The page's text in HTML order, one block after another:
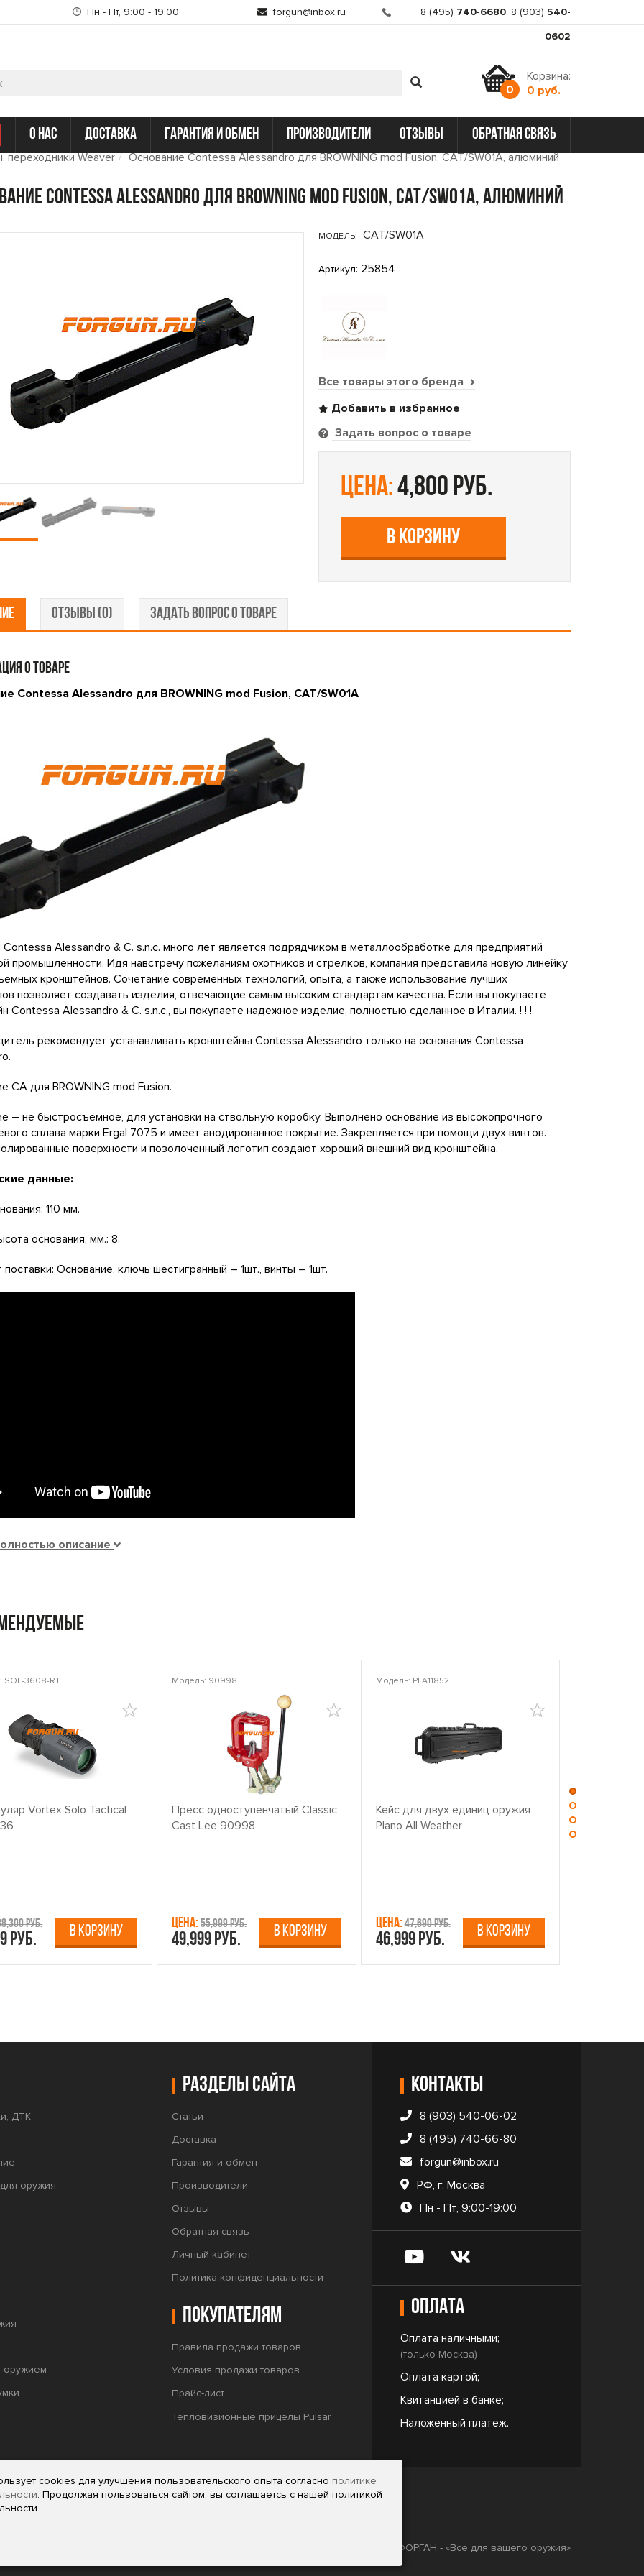
Пн - Пт, 9:00 - 19:00 forgun@inbox.ru 8 (495) 740-6680, 8 (903) 540-
0602
0
Корзина:
0 руб.
о нас доставка гарантия и обмен производители отзывы обратная связь
переходники Weaver Основание Contessa Alessandro для BROWNING mod Fusion, CAT/SW01A, алюминий
Contessa Alessandro для BROWNING mod Fusion, CAT/SW01A, алюминий
МОДЕЛЬ: CAT/SW01A
Артикул: 25854
Все товары этого бренда
Задать вопрос о товаре
цена:4,800 руб.
В КОРЗИНУ
ОТЗЫВЫ (0) ЗАДАТЬ ВОПРОС О ТОВАРЕ
О ТОВАРЕ
Contessa Alessandro для BROWNING mod Fusion, CAT/SW01A
Contessa Alessandro & C. s.n.c. много лет является подрядчиком в металлообработке для предприятий
промышленности. Идя навстречу пожеланиям охотников и стрелков, компания представила новую линейку
кронштейнов. Сочетание современных технологий, опыта, а также использование лучших
позволяет создавать изделия, отвечающие самым высоким стандартам качества. Если вы покупаете
Contessa Alessandro & C. s.n.c., вы покупаете надежное изделие, полностью сделанное в Италии. ! ! !
рекомендует устанавливать кронштейны Contessa Alessandro только на основания Contessa
СА для BROWNING mod Fusion.
– не быстросъёмное, для установки на ствольную коробку. Выполнено основание из высокопрочного
сплава марки Ergal 7075 и имеет анодированное покрытие. Закрепляется при помощи двух винтов.
поверхности и позолоченный логотип создают хороший внешний вид кронштейна.
данные:
110 мм.
основания, мм.: 8.
поставки: Основание, ключь шестигранный – 1шт., винты – 1шт.
описание
SOL-3608-RT
Vortex Solo Tactical
руб.
руб. В КОРЗИНУ
Модель: 90998
Пресс одноступенчатый Classic
Cast Lee 90998
Цена: 55,999 руб.
49,999 руб. В КОРЗИНУ
Модель: PLA11852
Кейс для двух единиц оружия
Plano All Weather
Цена:47,690 руб.
46,999 руб. В КОРЗИНУ
Контакты
8 (903) 540-06-02
8 (495) 740-66-80
forgun@inbox.ru
РФ, г. Москва
Пн - Пт, 9:00-19:00
Оплата
Оплата наличными;
(только Москва)
Оплата картой;
Квитанцией в банке;
Наложенный платеж.
ДТК
оружия
оружием
Разделы сайта
Статьи
Доставка
Гарантия и обмен
Производители
Отзывы
Обратная связь
Личный кабинет
Политика конфиденциальности
Покупателям
Правила продажи товаров
Условия продажи товаров
Прайс-лист
Тепловизионные прицелы Pulsar
характер и не является офертой (публичной офертой) или
2) Гражданского Кодекса Российской Федерации
2009 - 2026 © ФОРГАН - «Все для вашего оружия»
cookies для улучшения пользовательского опыта согласно политике
. Продолжая пользоваться сайтом, вы соглашаетсь с нашей политикой